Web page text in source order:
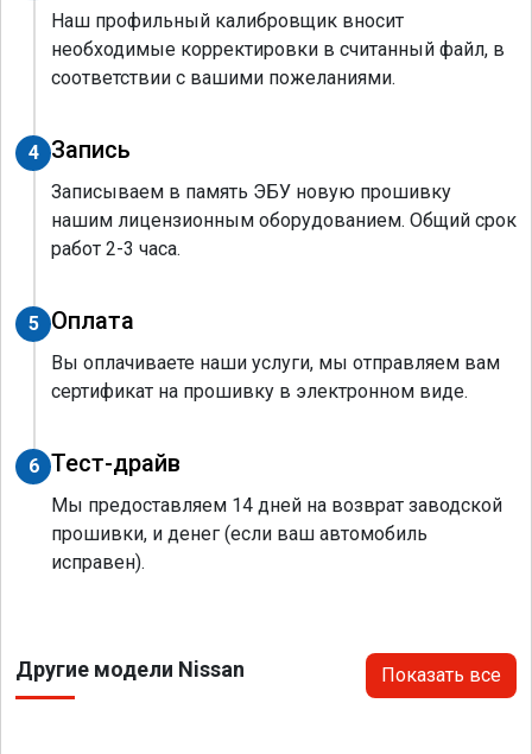
Наш профильный калибровщик вносит
необходимые корректировки в считанный файл, в
соответствии с вашими пожеланиями.
4 Запись
Записываем в память ЭБУ новую прошивку
нашим лицензионным оборудованием. Общий срок
работ 2-3 часа.
5 Оплата
Вы оплачиваете наши услуги, мы отправляем вам
сертификат на прошивку в электронном виде.
6 Тест-драйв
Мы предоставляем 14 дней на возврат заводской
прошивки, и денег (если ваш автомобиль
исправен).
Другие модели Nissan Показать все